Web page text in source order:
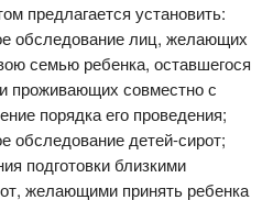
предлагается установить:
обследование лиц, желающих
семью ребенка, оставшегося
проживающих совместно с
порядка его проведения;
обследование детей-сирот;
подготовки близкими
желающими принять ребенка